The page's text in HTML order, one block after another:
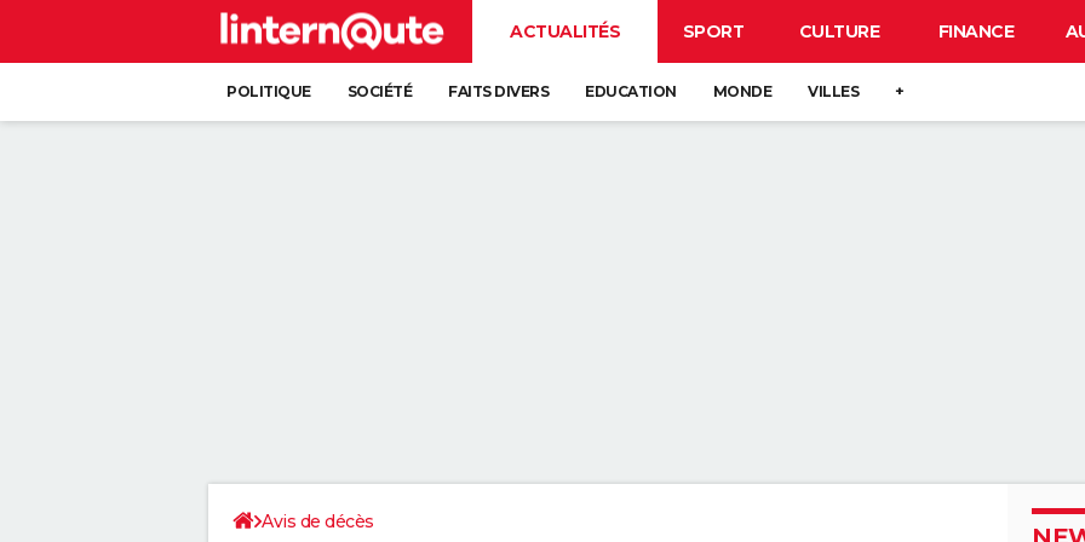
ACTUALITÉS SPORT CULTURE FINANCE
POLITIQUE SOCIÉTÉ FAITS DIVERS EDUCATION MONDE VILLES +
Avis de décès